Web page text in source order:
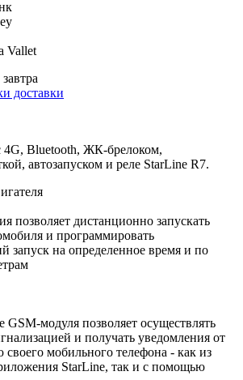
Vallet
доставки
4G, Bluetooth, ЖК-брелоком,
автозапуском и реле StarLine R7.
позволяет дистанционно запускать
и программировать
запуск на определенное время и по
GSM-модуля позволяет осуществлять
и получать уведомления от
мобильного телефона - как из
StarLine, так и с помощью